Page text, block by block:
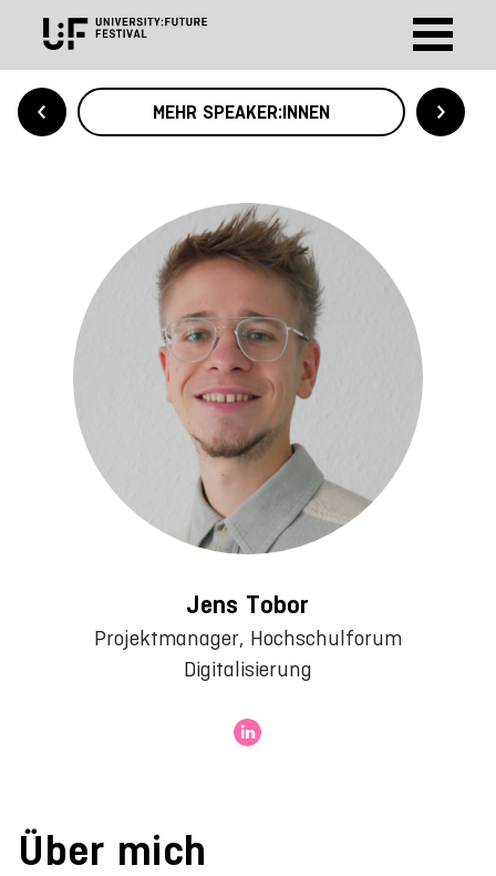
MEHR SPEAKER:INNEN
Jens Tobor
Projektmanager, Hochschulforum
Digitalisierung
Über mich